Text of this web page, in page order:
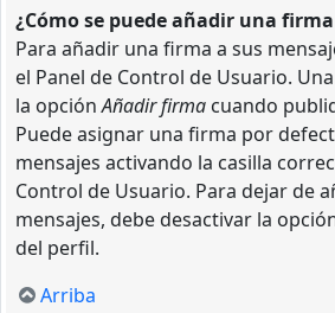
¿Cómo se puede añadir una
Para añadir una firma a sus
el Panel de Control de Usuario.
la opciónAñadir firma cuando
Puede asignar una firma por
mensajes activando la casilla
Control de Usuario. Para dejar de
mensajes, debe desactivar la
del perfil.
Arriba